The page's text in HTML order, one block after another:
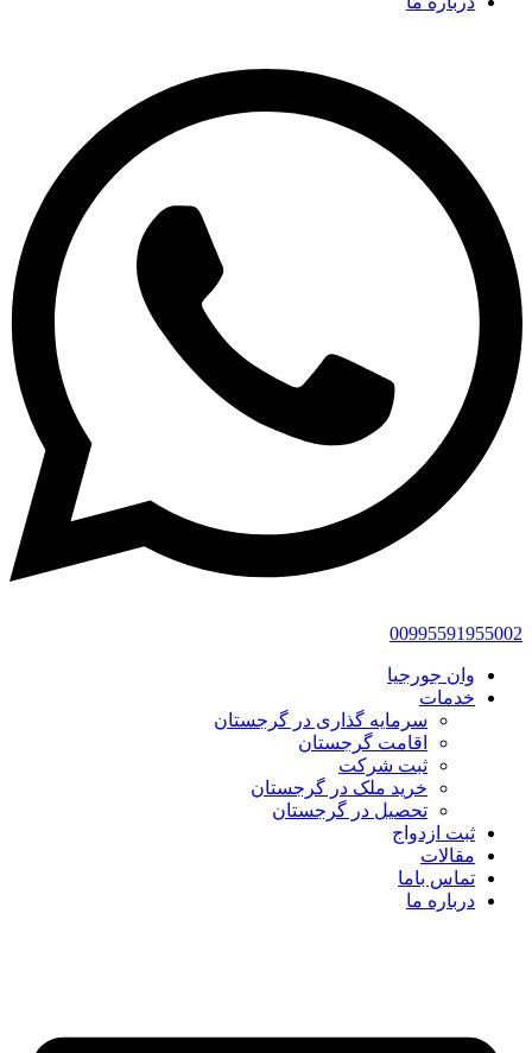
00995591955002
وان جورجیا
خدمات
سرمایه گذاری در گرجستان
اقامت گرجستان
ثبت شرکت
خرید ملک در گرجستان
تحصیل در گرجستان
ثبت ازدواج
مقالات
تماس باما
درباره ما